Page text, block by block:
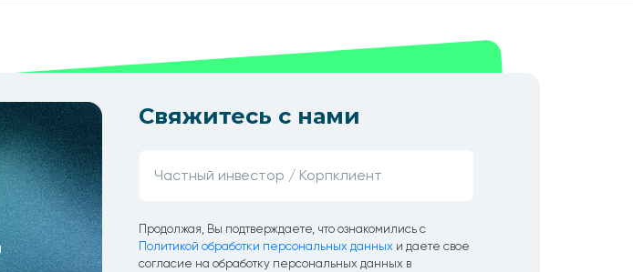
Свяжитесь с нами
Продолжая, Вы подтверждаете, что ознакомились с
Политикой обработки персональных данных и даете свое
согласие на обработку персональных данных в